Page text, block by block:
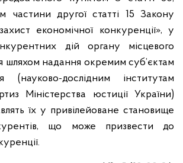
частини другої статті 15 Закону
економічної конкуренції», у
дій органу місцевого
шляхом надання окремим суб’єктам
(науково-дослідним інститутам
Міністерства юстиції України)
їх у привілейоване становище
що може призвести до